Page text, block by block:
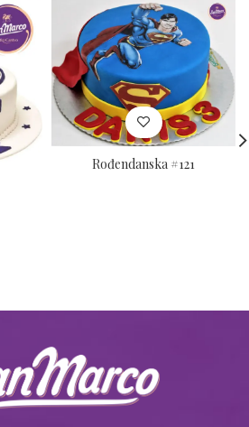
Rođendanska #121